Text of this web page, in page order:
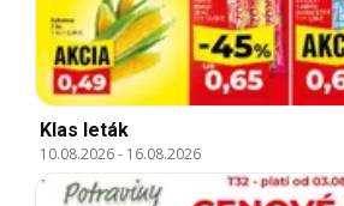
Klas leták
10.08.2026- 16.08.2026